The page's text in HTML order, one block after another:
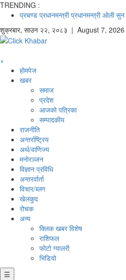
TRENDING :
प्रचण्ड प्रधानमन्त्री प्रधानमन्त्री ओली सुन
शुक्रबार, साउन २२, २०८३ | August 7, 2026
×
होमपेज
खबर
समाज
प्रदेश
आजको पत्रिका
सम्पादकीय
राजनीति
अन्तर्राष्ट्रिय
अर्थ/वाणिज्य
मनाेरञ्जन
विज्ञान प्रविधि
अन्तरर्वार्ता
विचार/ब्लग
खेलकुद
रोचक
अन्य
क्लिक खबर विशेष
राशिफल
फोटो ग्यालरी
भिडियो
☰